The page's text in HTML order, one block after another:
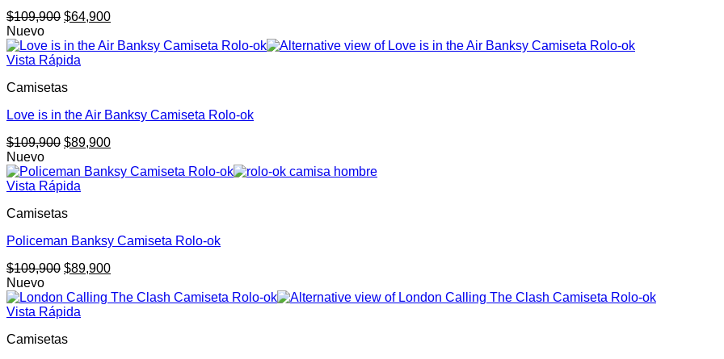
$109,900 El
original
era:
$64,900El
actual
Nuevo
Vista Rápida
Camisetas
Love is in the Air Banksy Camiseta Rolo-ok
$109,900 El
original
era:
$89,900El
actual
Nuevo
Vista Rápida
Camisetas
Policeman Banksy Camiseta Rolo-ok
$109,900 El
original
era:
$89,900El
actual
Nuevo
Vista Rápida
Camisetas